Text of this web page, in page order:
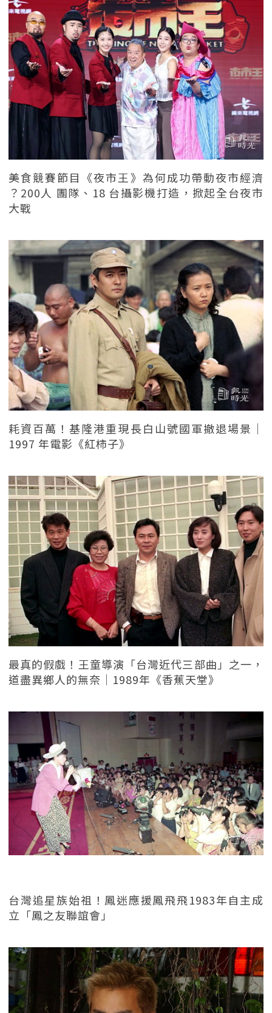
美食競賽節目《夜市王》為何成功帶動夜市經濟
？200人 團隊、18 台攝影機打造，掀起全台夜市
大戰
耗資百萬！基隆港重現長白山號國軍撤退場景｜
1997 年電影《紅柿子》
最真的假戲！王童導演「台灣近代三部曲」之一，
道盡異鄉人的無奈｜1989年《香蕉天堂》
台灣追星族始祖！鳳迷應援鳳飛飛1983年自主成
立「鳳之友聯誼會」